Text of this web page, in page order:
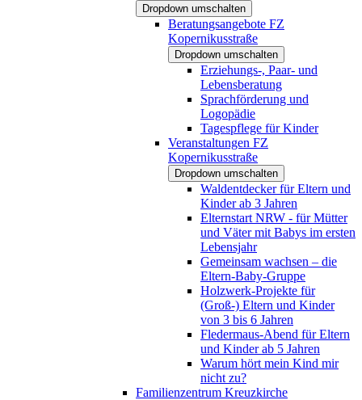
Dropdown umschalten
Beratungsangebote FZ
Kopernikusstraße
Dropdown umschalten
Erziehungs-, Paar- und
Lebensberatung
Sprachförderung und
Logopädie
Tagespflege für Kinder
Veranstaltungen FZ
Kopernikusstraße
Dropdown umschalten
Waldentdecker für Eltern und
Kinder ab 3 Jahren
Elternstart NRW - für Mütter
und Väter mit Babys im ersten
Lebensjahr
Gemeinsam wachsen – die
Eltern-Baby-Gruppe
Holzwerk-Projekte für
(Groß-) Eltern und Kinder
von 3 bis 6 Jahren
Fledermaus-Abend für Eltern
und Kinder ab 5 Jahren
Warum hört mein Kind mir
nicht zu?
Familienzentrum Kreuzkirche